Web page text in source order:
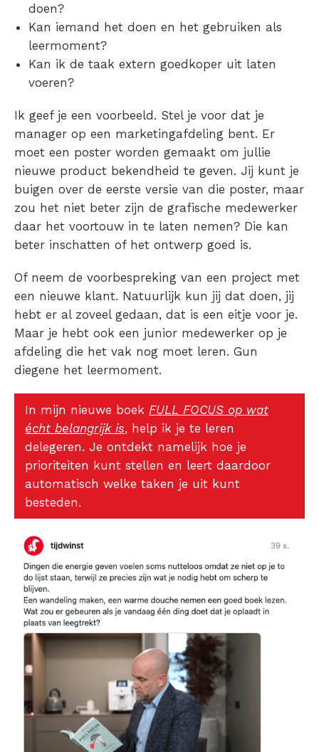
doen?
Kan iemand het doen en het gebruiken als
leermoment?
Kan ik de taak extern goedkoper uit laten
voeren?
Ik geef je een voorbeeld. Stel je voor dat je
manager op een marketingafdeling bent. Er
moet een poster worden gemaakt om jullie
nieuwe product bekendheid te geven. Jij kunt je
buigen over de eerste versie van die poster, maar
zou het niet beter zijn de grafische medewerker
daar het voortouw in te laten nemen? Die kan
beter inschatten of het ontwerp goed is.
Of neem de voorbespreking van een project met
een nieuwe klant. Natuurlijk kun jij dat doen, jij
hebt er al zoveel gedaan, dat is een eitje voor je.
Maar je hebt ook een junior medewerker op je
afdeling die het vak nog moet leren. Gun
diegene het leermoment.
In mijn nieuwe boek FULL FOCUS op wat
écht belangrijk is, help ik je te leren
delegeren. Je ontdekt namelijk hoe je
prioriteiten kunt stellen en leert daardoor
automatisch welke taken je uit kunt
besteden.